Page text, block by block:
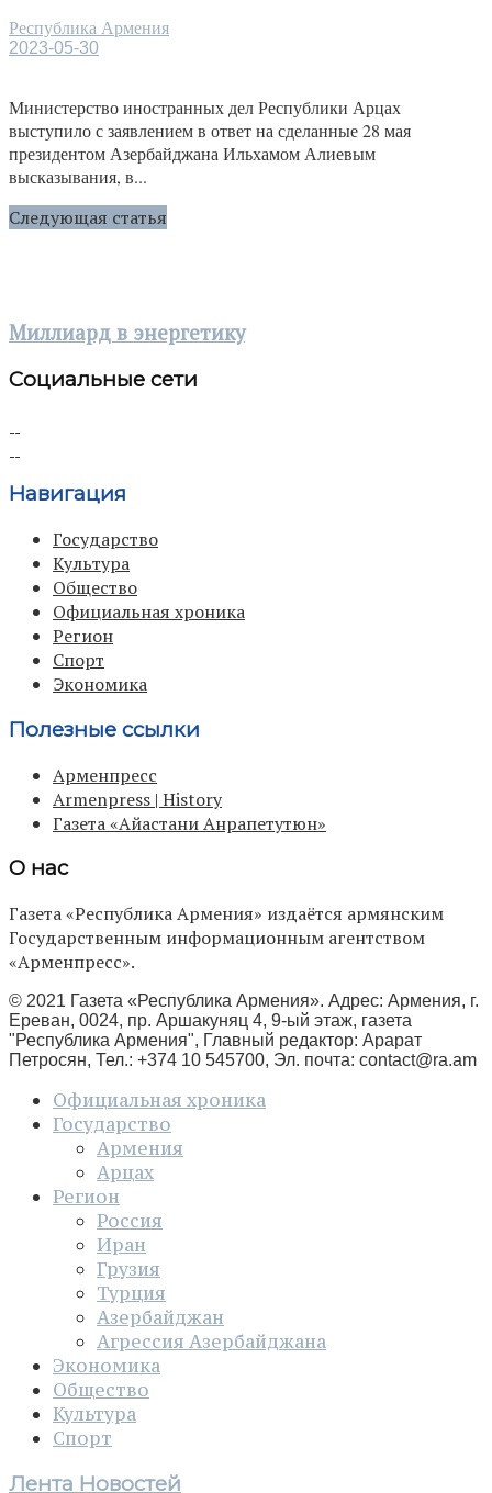
Республика Армения
2023-05-30
Министерство иностранных дел Республики Арцах
выступило с заявлением в ответ на сделанные 28 мая
президентом Азербайджана Ильхамом Алиевым
высказывания, в...
Следующая статья
Миллиард в энергетику
Социальные сети
Навигация
Государство
Культура
Общество
Официальная хроника
Регион
Спорт
Экономика
Полезные ссылки
Арменпресс
Armenpress | History
Газета «Айастани Анрапетутюн»
О нас
Газета «Республика Армения» издаётся армянским
Государственным информационным агентством
«Арменпресс».
© 2021 Газета «Республика Армения». Адрес: Армения, г.
Ереван, 0024, пр. Аршакуняц 4, 9-ый этаж, газета
"Республика Армения", Главный редактор: Арарат
Петросян, Тел.: +374 10 545700, Эл. почта: contact@ra.am
Официальная хроника
Государство
Армения
Арцах
Регион
Россия
Иран
Грузия
Турция
Азербайджан
Агрессия Азербайджана
Экономика
Общество
Культура
Спорт
Лента Новостей